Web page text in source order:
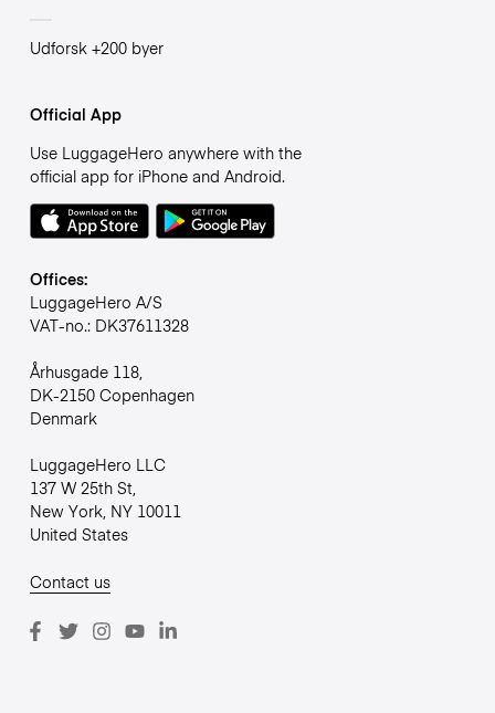
Udforsk +200 byer
Official App
Use LuggageHero anywhere with the
official app for iPhone and Android.
Offices:
LuggageHero A/S
VAT-no.: DK37611328
Århusgade 118,
DK-2150 Copenhagen
Denmark
LuggageHero LLC
137 W 25th St,
New York, NY 10011
United States
Contact us